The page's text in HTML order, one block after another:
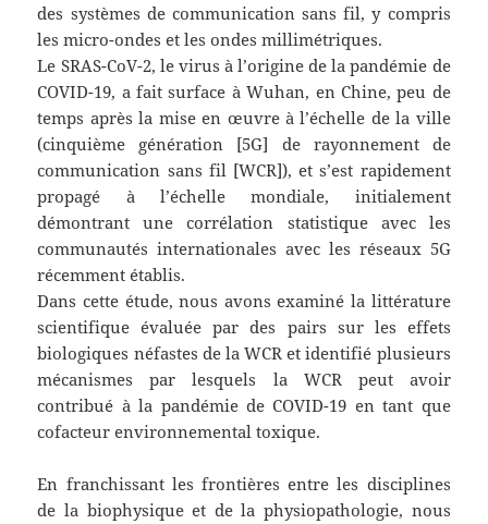
des systèmes de communication sans fil, y compris
les micro-ondes et les ondes millimétriques.
Le SRAS-CoV-2, le virus à l’origine de la pandémie de
COVID-19, a fait surface à Wuhan, en Chine, peu de
temps après la mise en œuvre à l’échelle de la ville
(cinquième génération [5G] de rayonnement de
communication sans fil [WCR]), et s’est rapidement
propagé à l’échelle mondiale, initialement
démontrant une corrélation statistique avec les
communautés internationales avec les réseaux 5G
récemment établis.
Dans cette étude, nous avons examiné la littérature
scientifique évaluée par des pairs sur les effets
biologiques néfastes de la WCR et identifié plusieurs
mécanismes par lesquels la WCR peut avoir
contribué à la pandémie de COVID-19 en tant que
cofacteur environnemental toxique.
En franchissant les frontières entre les disciplines
de la biophysique et de la physiopathologie, nous